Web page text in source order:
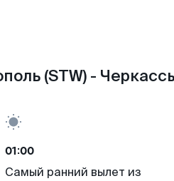
(STW) -
01:00
Самый ранний вылет из